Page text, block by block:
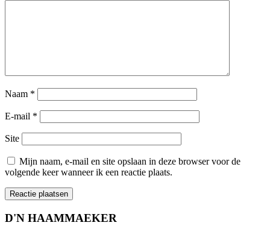
Naam *
E-mail *
Site
Mijn naam, e-mail en site opslaan in deze browser voor de
volgende keer wanneer ik een reactie plaats.
D'N HAAMMAEKER